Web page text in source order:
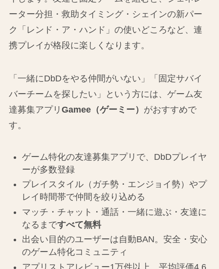
ーター分担・救助タイミング・シェインの新パー
ク「レンド・ア・ハンド」の使いどころなど、連
携プレイが格段に楽しくなります。
「一緒にDbDをやる仲間がいない」「固定サバイ
バーチームを探したい」という方には、ゲーム友
達募集アプリ Gamee（ゲーミー） がおすすめで
す。
ゲーム特化の友達募集アプリで、DbDプレイヤ
ーが多数登録
プレイスタイル（ガチ勢・エンジョイ勢）やプ
レイ時間帯で仲間を絞り込める
マッチ・チャット・通話・一緒に遊ぶ・友達に
なるまですべて無料
出会い目的のユーザーは自動BAN。安全・安心
のゲーム特化コミュニティ
アプリストアレビュー1万件以上、平均評価4.6